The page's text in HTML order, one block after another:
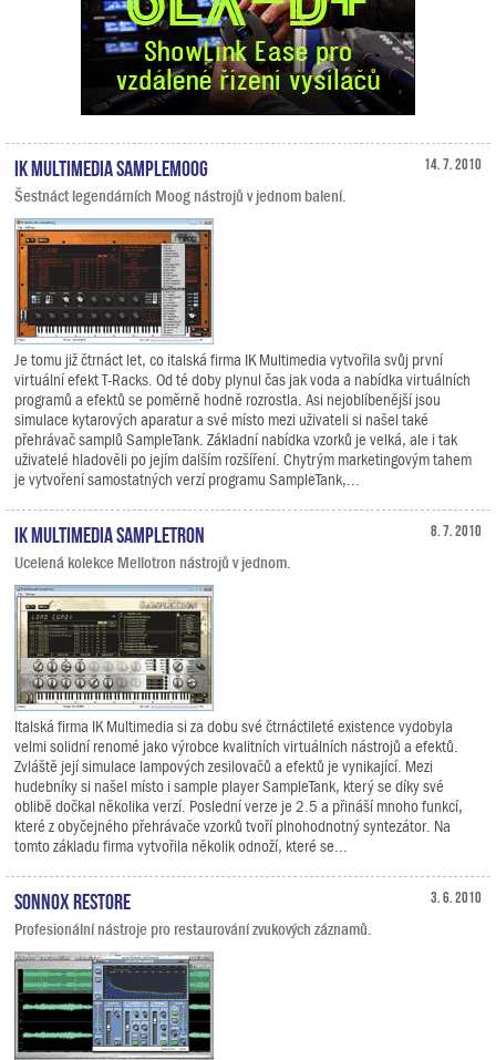
14. 7. 2010
IK Multimedia SampleMoog
Šestnáct legendárních Moog nástrojů v jednom balení.
Je tomu již čtrnáct let, co italská firma IK Multimedia vytvořila svůj první
virtuální efekt T-Racks. Od té doby plynul čas jak voda a nabídka virtuálních
programů a efektů se poměrně hodně rozrostla. Asi nejoblíbenější jsou
simulace kytarových aparatur a své místo mezi uživateli si našel také
přehrávač samplů SampleTank. Základní nabídka vzorků je velká, ale i tak
uživatelé hladověli po jejím dalším rozšíření. Chytrým marketingovým tahem
je vytvoření samostatných verzí programu SampleTank,...
8. 7. 2010
IK Multimedia SampleTron
Ucelená kolekce Mellotron nástrojů v jednom.
Italská firma IK Multimedia si za dobu své čtrnáctileté existence vydobyla
velmi solidní renomé jako výrobce kvalitních virtuálních nástrojů a efektů.
Zvláště její simulace lampových zesilovačů a efektů je vynikající. Mezi
hudebníky si našel místo i sample player SampleTank, který se díky své
oblibě dočkal několika verzí. Poslední verze je 2.5 a přináší mnoho funkcí,
které z obyčejného přehrávače vzorků tvoří plnohodnotný syntezátor. Na
tomto základu firma vytvořila několik odnoží, které se...
3. 6. 2010
Sonnox Restore
Profesionální nástroje pro restaurování zvukových záznamů.